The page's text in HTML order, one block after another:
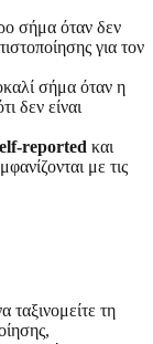
σήμα όταν δεν
για τον
σήμα όταν η
δεν είναι
reported και
με τις
ταξινομείτε τη